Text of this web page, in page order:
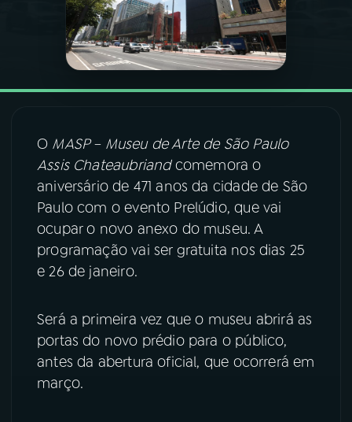
PODCASTS
VIDEOCASTS
08FESTIVAL DE MÚSICA
ACOMPANHE A RÁDIO NACIONAL
YouTube Facebook
TikTok
O MASP – Museu de Arte de São Paulo
Assis Chateaubriandcomemora o
aniversário de 471 anos da cidade de São
Paulo com o evento Prelúdio, que vai
ocupar o novo anexo do museu. A
programação vai ser gratuita nos dias 25
e 26 de janeiro.
Será a primeira vez que o museu abrirá as
portas do novo prédio para o público,
antes da abertura oficial, que ocorrerá em
março.